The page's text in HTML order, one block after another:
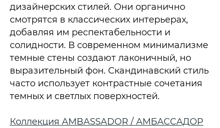
дизайнерских стилей. Они органично
смотрятся в классических интерьерах,
добавляя им респектабельности и
солидности. В современном минимализме
темные стены создают лаконичный, но
выразительный фон. Скандинавский стиль
часто использует контрастные сочетания
темных и светлых поверхностей.
Коллекция AMBASSADOR / АМБАССАДОР